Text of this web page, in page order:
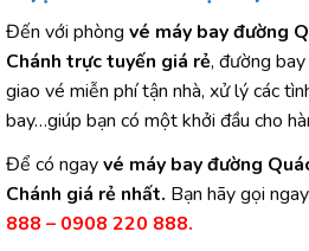
Đến với phòng vé máy bay đường
Chánh trực tuyến giá rẻ, đường
giao vé miễn phí tận nhà, xử lý các
bay…giúp bạn có một khởi đầu cho
Để có ngayvé máy bay đường
Chánh giá rẻ nhất. Bạn hãy gọi
888 – 0908 220 888.